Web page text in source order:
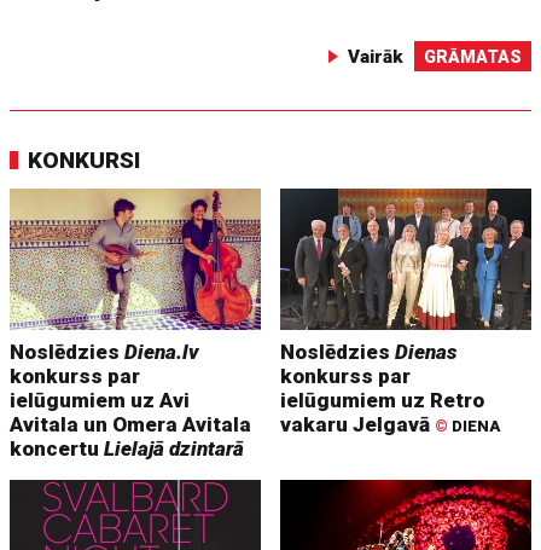
Vairāk GRĀMATAS
KONKURSI
NoslēdziesDiena.lv
konkurss par
ielūgumiem uz Avi
Avitala un Omera Avitala
koncertuLielajā dzintarā
NoslēdziesDienas
konkurss par
ielūgumiem uz Retro
vakaru Jelgavā © DIENA